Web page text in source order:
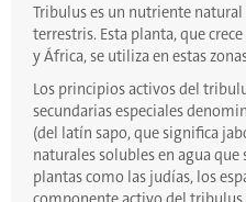
Tribulus es un nutriente
terrestris. Esta planta, que
y África, se utiliza en estas
Los principios activos del
secundarias especiales
(del latín sapo, que significa
naturales solubles en agua
plantas como las judías, los